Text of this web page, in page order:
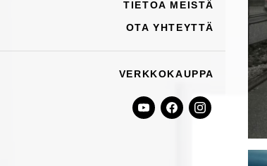
TIETOA MEISTÄ
OTA YHTEYTTÄ
VERKKOKAUPPA